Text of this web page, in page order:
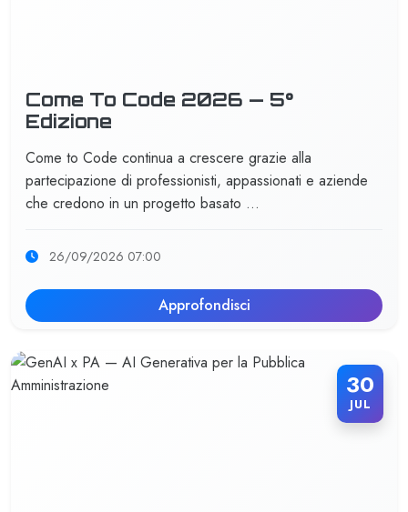
Come To Code 2026 — 5°
Edizione
Come to Code continua a crescere grazie alla
partecipazione di professionisti, appassionati e aziende
che credono in un progetto basato …
26/09/2026 07:00
Approfondisci
30
JUL